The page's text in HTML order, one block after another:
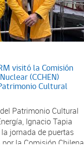
visitó la Comisión
(CCHEN)
Cultural
Patrimonio Cultural
Ignacio Tapia
jornada de puertas
la Comisión Chilena